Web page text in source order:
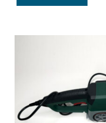
Bandschleifer